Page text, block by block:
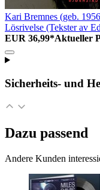
Kari Bremnes (geb.
Lösrivelse (Tekster av
EUR 36,99*Aktueller
Sicherheits- und
Dazu passend
Andere Kunden